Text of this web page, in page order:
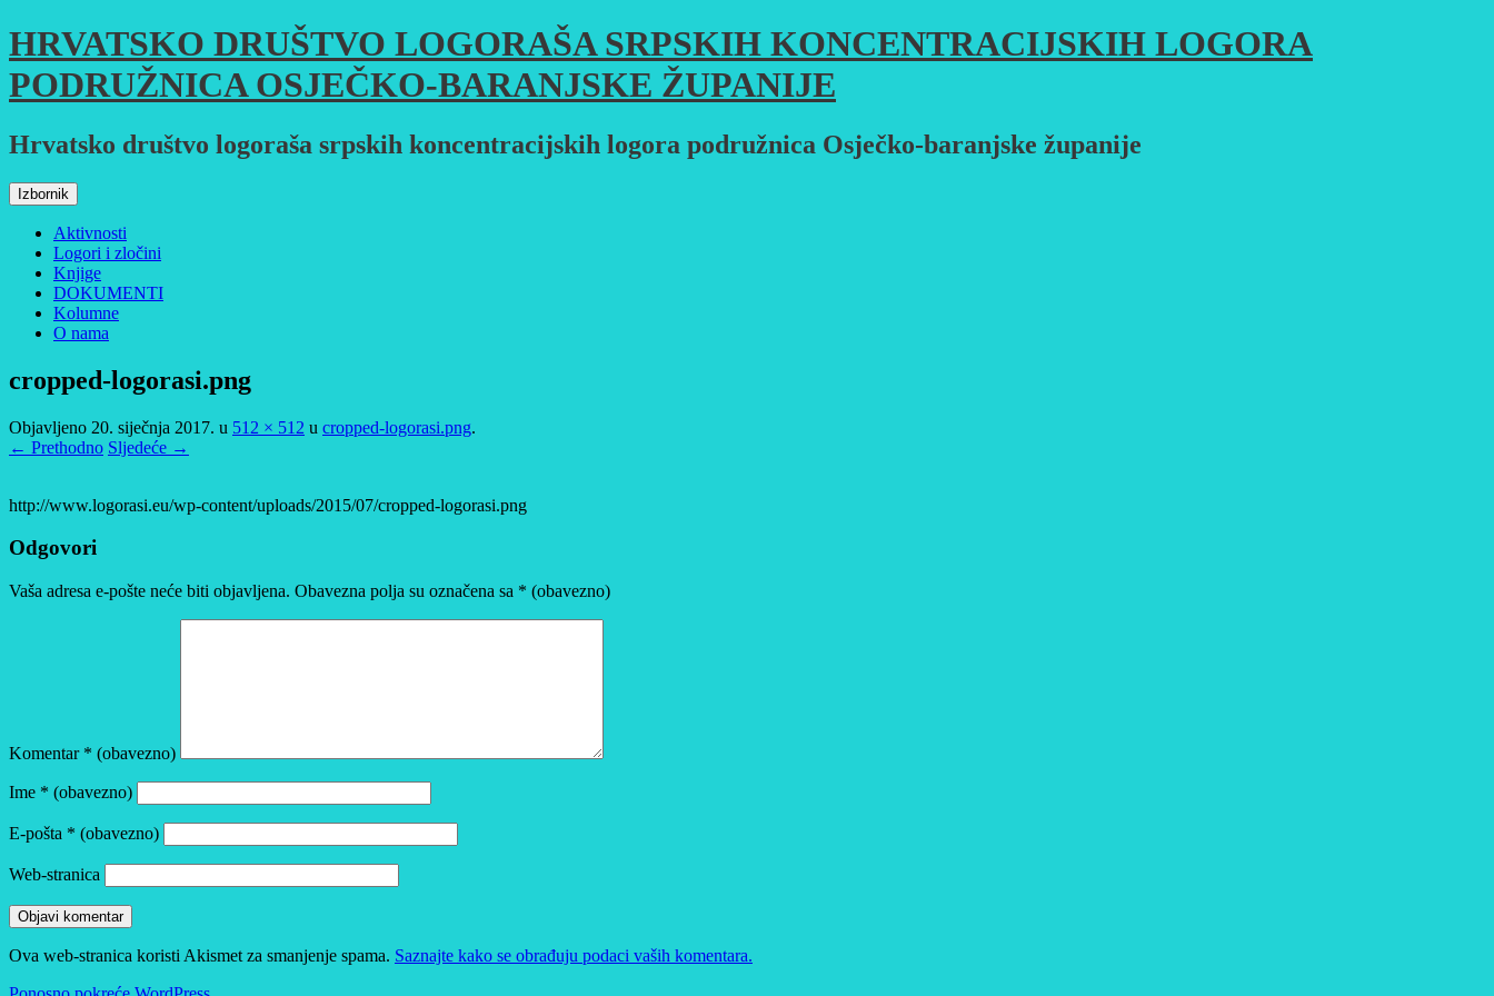
Skoči
do
sadržaja
HRVATSKO DRUŠTVO LOGORAŠA SRPSKIH KONCENTRACIJSKIH LOGORA
PODRUŽNICA OSJEČKO-BARANJSKE ŽUPANIJE
Hrvatsko društvo logoraša srpskih koncentracijskih logora podružnica Osječko-baranjske županije
Izbornik
Aktivnosti
Logori i zločini
Knjige
DOKUMENTI
Kolumne
O nama
cropped-logorasi.png
Objavljeno 20. siječnja 2017. u 512 × 512 u cropped-logorasi.png.
← Prethodno Sljedeće →
http://www.logorasi.eu/wp-content/uploads/2015/07/cropped-logorasi.png
Odgovori
Vaša adresa e-pošte neće biti objavljena. Obavezna polja su označena sa * (obavezno)
Komentar * (obavezno)
Ime * (obavezno)
E-pošta * (obavezno)
Web-stranica
Ova web-stranica koristi Akismet za smanjenje spama. Saznajte kako se obrađuju podaci vaših komentara.